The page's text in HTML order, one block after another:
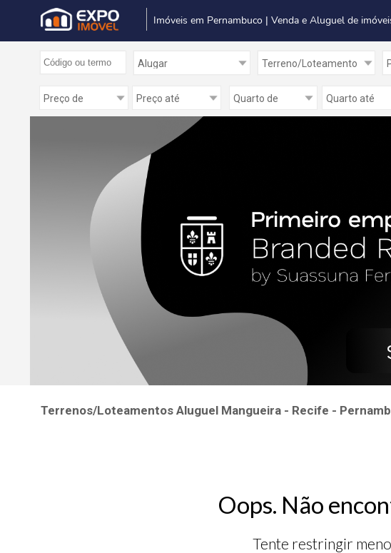
Imóveis em Pernambuco | Venda e Aluguel de
Terrenos/Loteamentos Aluguel Mangueira - Recife -
Oops. Não
Tente restringir